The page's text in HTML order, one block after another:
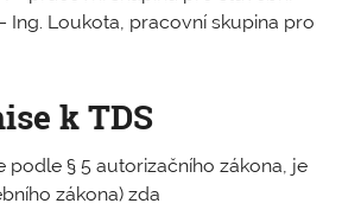
Ing. Loukota, pracovní skupina pro
k TDS
§ 5 autorizačního zákona, je
zákona) zda